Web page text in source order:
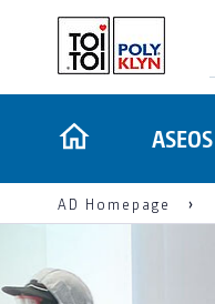
ASEOS
AD Homepage